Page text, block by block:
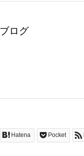
ログ
Hatena Pocket